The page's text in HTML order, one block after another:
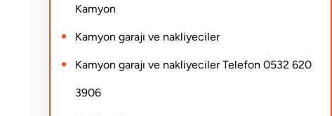
Kamyon
Kamyon garajı ve nakliyeciler
Kamyon garajı ve nakliyeciler Telefon 0532 620
3906